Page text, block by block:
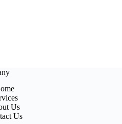
Us
Us